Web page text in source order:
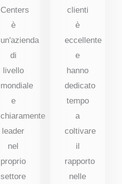
Centers
è
un'azienda
di
livello
mondiale
e
chiaramente
leader
nel
proprio
settore
clienti
è
eccellente
e
hanno
dedicato
tempo
a
coltivare
il
rapporto
nelle